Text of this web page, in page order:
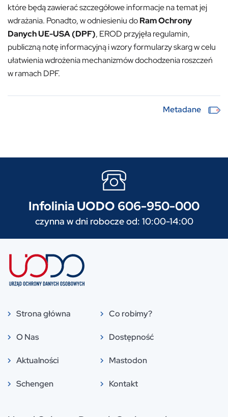
które będą zawierać szczegółowe informacje na temat jej
wdrażania. Ponadto, w odniesieniu doRam Ochrony
Danych UE-USA (DPF), EROD przyjęła regulamin,
publiczną notę informacyjną i wzory formularzy skarg w celu
ułatwienia wdrożenia mechanizmów dochodzenia roszczeń
w ramach DPF.
Metadane
Infolinia UODO 606-950-000
czynna w dni robocze od: 10:00-14:00
Strona główna
O Nas
Aktualności
Schengen
Co robimy?
Dostępność
Mastodon
Kontakt